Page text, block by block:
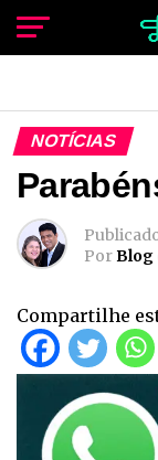
NOTÍCIAS
PorBlog
Compartilhe